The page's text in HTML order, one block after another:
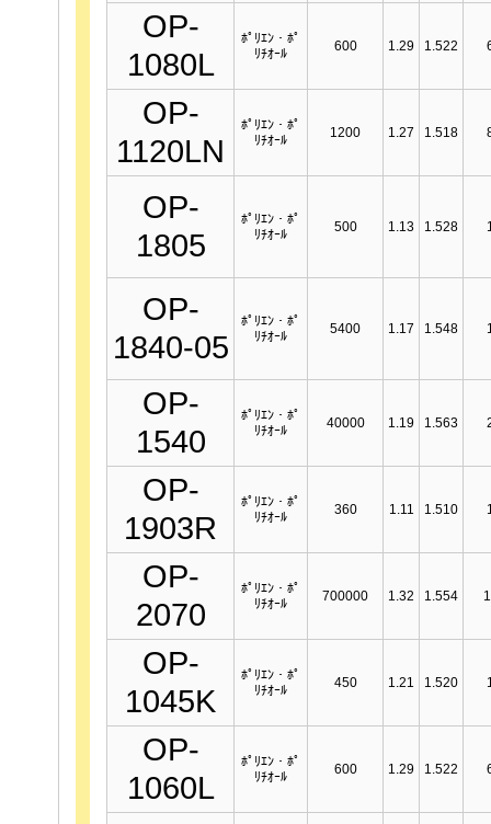
OP-
1080L
ﾎﾟﾘｴﾝ・ﾎﾟ
ﾘﾁｵｰﾙ
600 1.29 1.522
OP-
1120LN
ﾎﾟﾘｴﾝ・ﾎﾟ
ﾘﾁｵｰﾙ
1200 1.27 1.518
OP-
1805
ﾎﾟﾘｴﾝ・ﾎﾟ
ﾘﾁｵｰﾙ
500 1.13 1.528
OP-
1840-05
ﾎﾟﾘｴﾝ・ﾎﾟ
ﾘﾁｵｰﾙ
5400 1.17 1.548
OP-
1540
ﾎﾟﾘｴﾝ・ﾎﾟ
ﾘﾁｵｰﾙ
40000 1.19 1.563
OP-
1903R
ﾎﾟﾘｴﾝ・ﾎﾟ
ﾘﾁｵｰﾙ
360 1.11 1.510
OP-
2070
ﾎﾟﾘｴﾝ・ﾎﾟ
ﾘﾁｵｰﾙ
700000 1.32 1.554
OP-
1045K
ﾎﾟﾘｴﾝ・ﾎﾟ
ﾘﾁｵｰﾙ
450 1.21 1.520
OP-
1060L
ﾎﾟﾘｴﾝ・ﾎﾟ
ﾘﾁｵｰﾙ
600 1.29 1.522